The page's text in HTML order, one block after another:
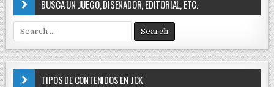
BUSCA UN JUEGO, DISEÑADOR, EDITORIAL, ETC.
e
a
r
TIPOS DE CONTENIDOS EN JCK